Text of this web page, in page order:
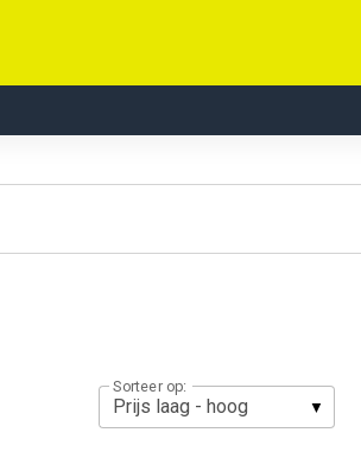
Sorteer op: